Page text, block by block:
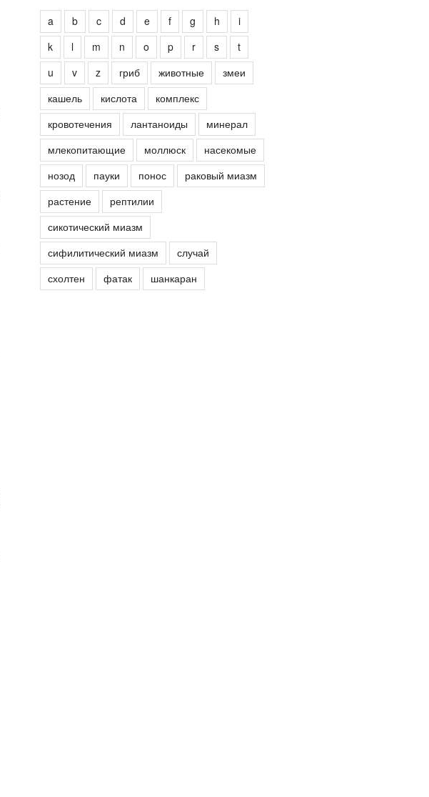
a b c d e f g h
i
k
l m n o p r s
t
u
v z гриб животные
змеи
кашель
кислота
комплекс
кровотечения
лантаноиды
минерал
млекопитающие
моллюск
насекомые
нозод
пауки понос
раковый миазм
растение
рептилии
сикотический миазм
сифилитический миазм
случай
схолтен
фатак шанкаран